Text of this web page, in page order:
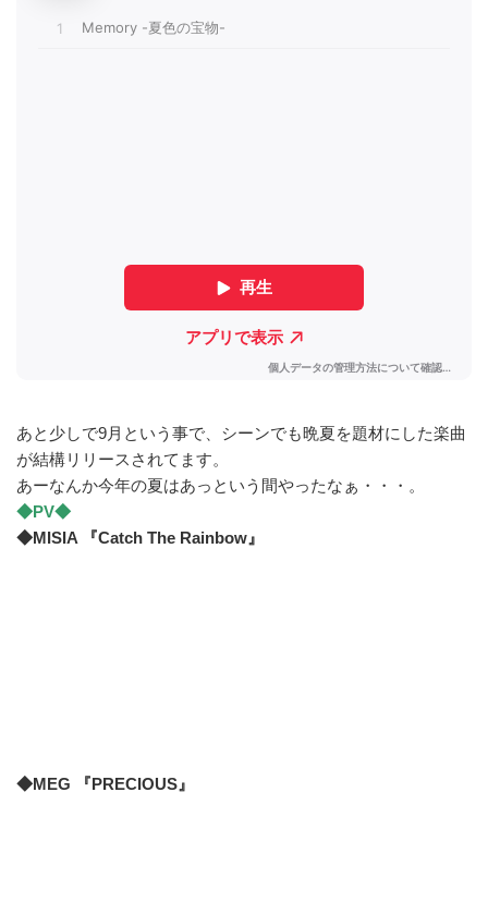
あと少しで9月という事で、シーンでも晩夏を題材にした楽曲
が結構リリースされてます。
あーなんか今年の夏はあっという間やったなぁ・・・。
◆PV◆
◆MISIA 『Catch The Rainbow』
◆MEG 『PRECIOUS』